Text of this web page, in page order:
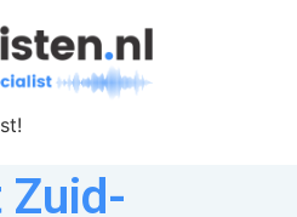
Zuid-